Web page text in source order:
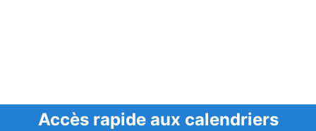
Accès rapide aux calendriers